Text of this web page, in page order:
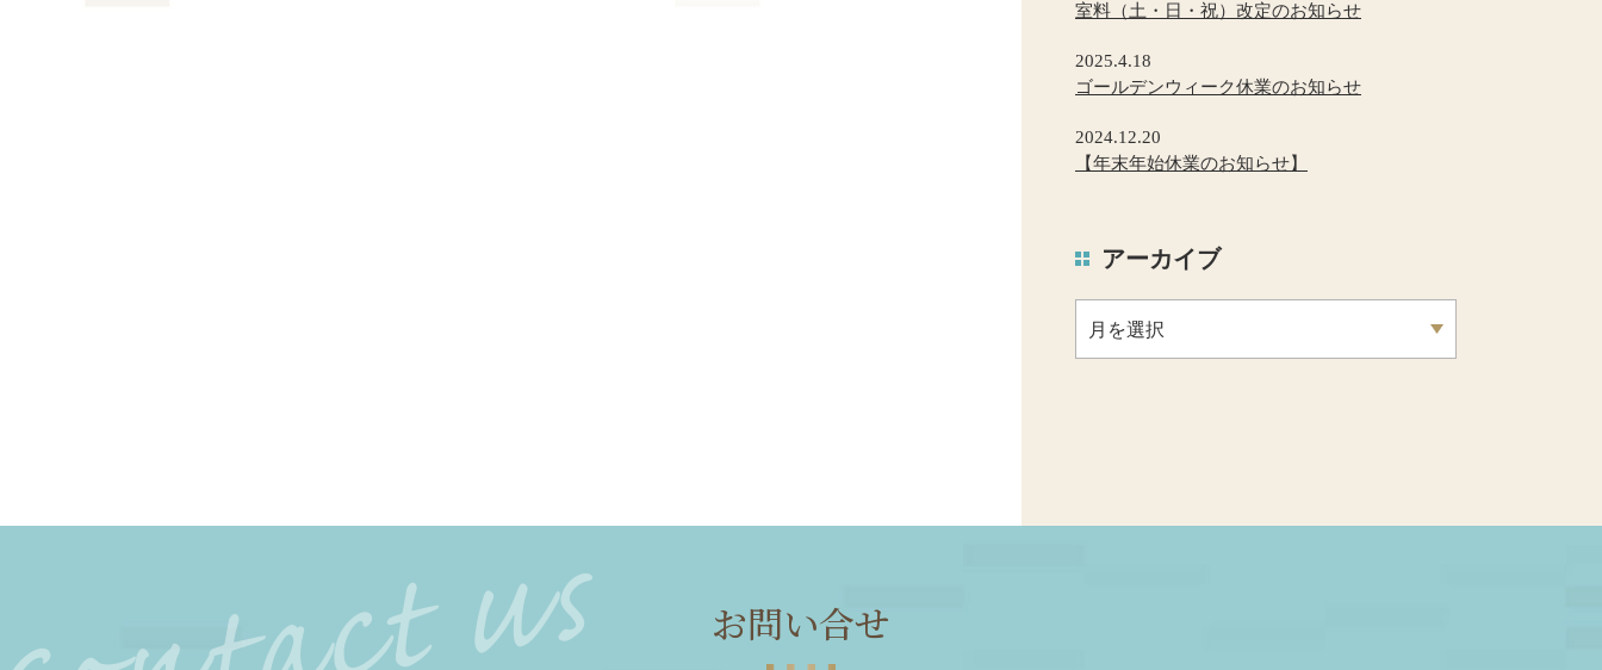
室料（土・日・祝）改定のお知らせ
2025.4.18
ゴールデンウィーク休業のお知らせ
2024.12.20
【年末年始休業のお知らせ】
アーカイブ
お問い合せ